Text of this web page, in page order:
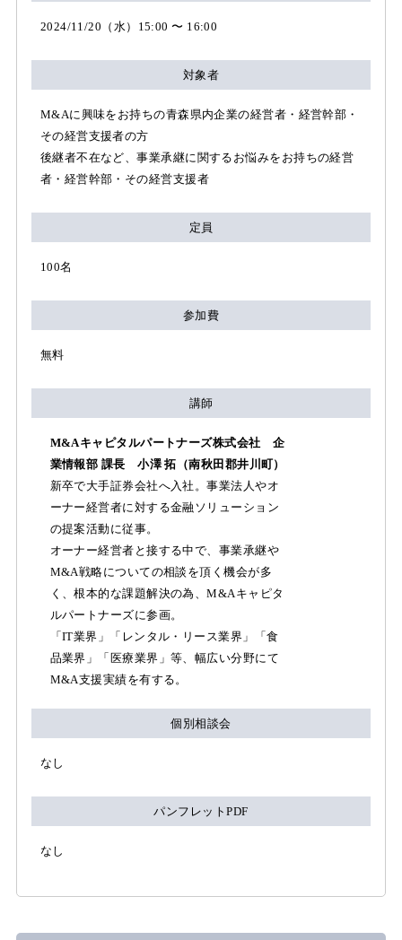
2024/11/20（水）15:00 〜 16:00
対象者
M&Aに興味をお持ちの青森県内企業の経営者・経営幹部・
その経営支援者の方
後継者不在など、事業承継に関するお悩みをお持ちの経営
者・経営幹部・その経営支援者
定員
100名
参加費
無料
講師
M&Aキャピタルパートナーズ株式会社 企
業情報部 課長 小澤 拓（南秋田郡井川町）
新卒で大手証券会社へ入社。事業法人やオ
ーナー経営者に対する金融ソリューション
の提案活動に従事。
オーナー経営者と接する中で、事業承継や
M&A戦略についての相談を頂く機会が多
く、根本的な課題解決の為、M&Aキャピタ
ルパートナーズに参画。
「IT業界」「レンタル・リース業界」「食
品業界」「医療業界」等、幅広い分野にて
M&A支援実績を有する。
個別相談会
なし
パンフレットPDF
なし